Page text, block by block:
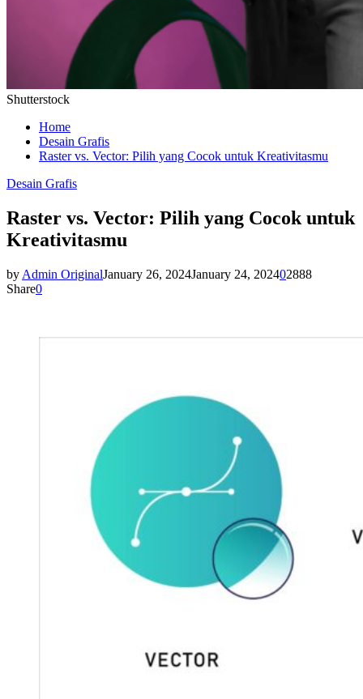
Shutterstock
Home
Desain Grafis
Raster vs. Vector: Pilih yang Cocok untuk Kreativitasmu
Desain Grafis
Raster vs. Vector: Pilih yang Cocok untuk
Kreativitasmu
by Admin OriginalJanuary 26, 2024January 24, 202402888
Share0